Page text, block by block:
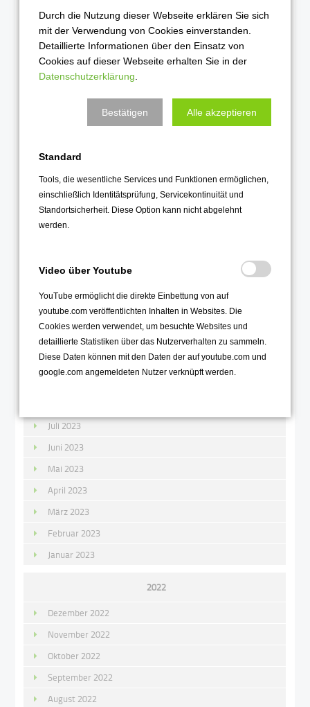
2024
Dezember 2024
November 2024
September 2024
Juni 2024
Mai 2024
April 2024
2023
November 2023
Oktober 2023
Juli 2023
Juni 2023
Mai 2023
April 2023
März 2023
Februar 2023
Januar 2023
2022
Dezember 2022
November 2022
Oktober 2022
September 2022
August 2022
Durch die Nutzung dieser Webseite erklären Sie sich
mit der Verwendung von Cookies einverstanden.
Detaillierte Informationen über den Einsatz von
Cookies auf dieser Webseite erhalten Sie in der
Datenschutzerklärung
Bestätigen Alle akzeptieren
Standard
Tools, die wesentliche Services und Funktionen ermöglichen,
einschließlich Identitätsprüfung, Servicekontinuität und
Standortsicherheit. Diese Option kann nicht abgelehnt
werden.
Video über Youtube
YouTube ermöglicht die direkte Einbettung von auf
youtube.com veröffentlichten Inhalten in Websites. Die
Cookies werden verwendet, um besuchte Websites und
detaillierte Statistiken über das Nutzerverhalten zu sammeln.
Diese Daten können mit den Daten der auf youtube.com und
google.com angemeldeten Nutzer verknüpft werden.